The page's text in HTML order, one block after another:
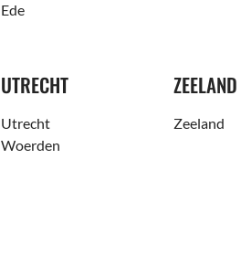
Ede
UTRECHT
Utrecht
Woerden
ZEELAND
Zeeland